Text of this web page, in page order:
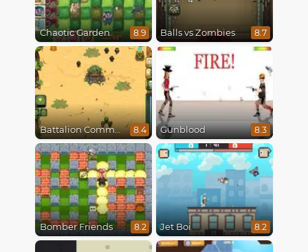
Chaotic Garden 8.9 Balls vs Zombies 8.7
Battalion Commander 8.4 Gunblood 8.3
Bomber Friends 8.2 Jet Boi 8.2